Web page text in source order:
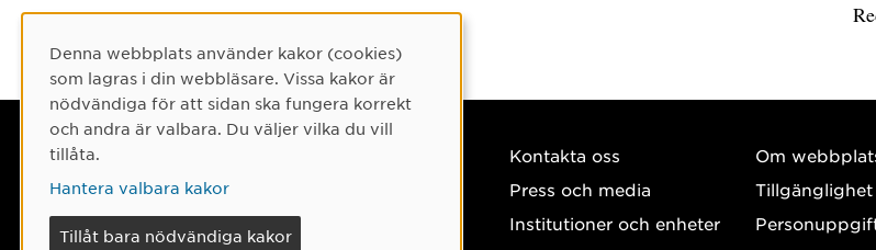
Tel: 090-786 50 00
Kontakta oss
Press och media
Institutioner och enheter
Om
Tillgänglighet
Cookie-samtycke
Denna webbplats använder kakor (cookies)
som lagras i din webbläsare. Vissa kakor är
nödvändiga för att sidan ska fungera korrekt
och andra är valbara. Du väljer vilka du vill
tillåta.
Hantera valbara kakor
Tillåt bara nödvändiga kakor